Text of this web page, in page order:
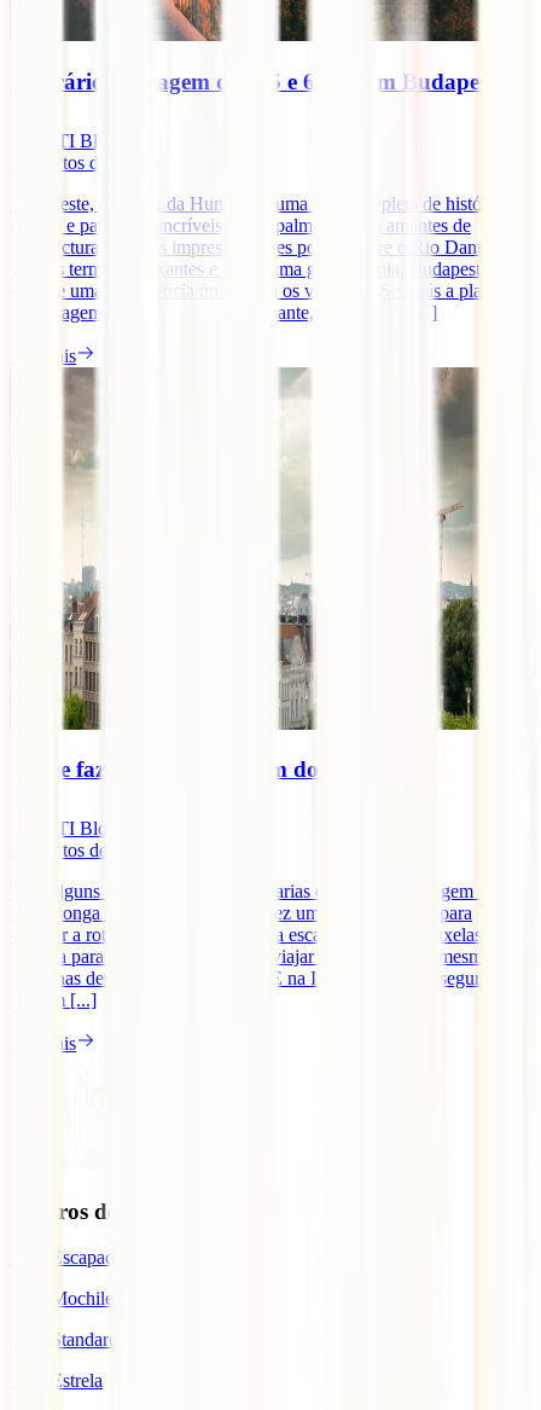
Itinerário de viagem de 4, 5 e 6 dias em Budapeste
IATI Blog
minutos de leitura
Budapeste, a capital da Hungria, é uma cidade repleta de história,
cultura e paisagens incríveis, principalmente para amantes de
arquitectura. Com as impressionantes pontes sobre o Rio Danúbio,
banhos termais relaxantes e uma ótima gastronomia, Budapeste
oferece uma experiência única para os viajantes. Se estás a planear
uma viagem para esta cidade fascinante, quer tenhas [...]
Ler mais
O que fazer em Bruxelas em dois dias
IATI Blog
minutos de leitura
Tens alguns dias disponíveis e gostarias de fazer uma viagem não
muito longa e procuras dicas? Talvez um fim de semana para
quebrar a rotina? Achamos que uma escapadinha em Bruxelas é
perfeita para ti! No entanto, deves viajar sempre seguro, mesmo em
pequenas deslocações na Europa! E na IATI Seguros os seguros de
viagem [...]
Ler mais
Seguros de Viagem
IATI Escapadinhas
IATI Mochileiro
IATI Standard
IATI Estrela